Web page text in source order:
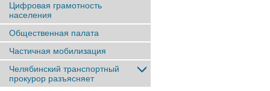
Цифровая грамотность
населения
Общественная палата
Частичная мобилизация
Челябинский транспортный
прокурор разъясняет